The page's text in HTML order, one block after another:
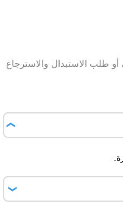
طلب الاستبدال والاسترجاع